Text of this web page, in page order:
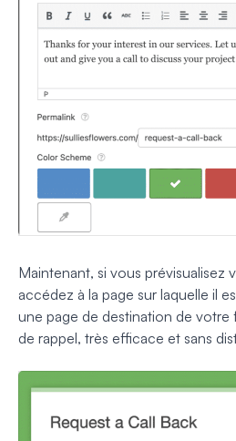
Maintenant, si vous prévisualisez
accédez à la page sur laquelle il
une page de destination de votre
de rappel, très efficace et sans